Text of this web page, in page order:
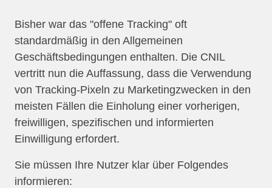
Bisher war das "offene Tracking" oft
standardmäßig in den Allgemeinen
Geschäftsbedingungen enthalten. Die CNIL
vertritt nun die Auffassung, dass die Verwendung
von Tracking-Pixeln zu Marketingzwecken in den
meisten Fällen die Einholung einer vorherigen,
freiwilligen, spezifischen und informierten
Einwilligung erfordert.
Sie müssen Ihre Nutzer klar über Folgendes
informieren: